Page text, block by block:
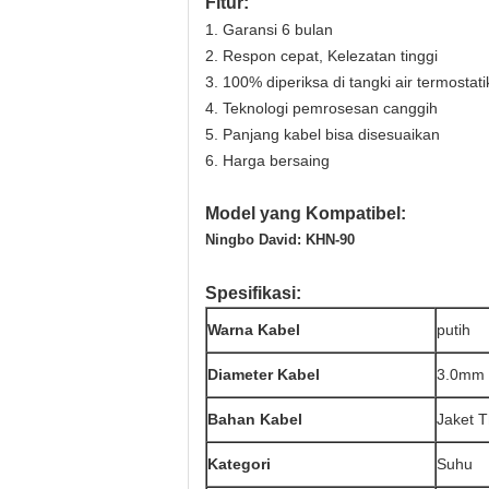
1. Garansi 6 bulan
2. Respon cepat, Kelezatan tinggi
3. 100% diperiksa di tangki air
4. Teknologi pemrosesan canggih
5. Panjang kabel bisa disesuaikan
6. Harga bersaing
Model yang Kompatibel:
Ningbo David: KHN-90
Spesifikasi:
Warna Kabel putih
Diameter Kabel 3.0mm
Bahan Kabel Jaket
Kategori Suhu